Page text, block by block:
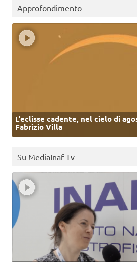
Approfondimento
L’eclisse cadente, nel cielo di
Fabrizio Villa
Su MediaInaf Tv